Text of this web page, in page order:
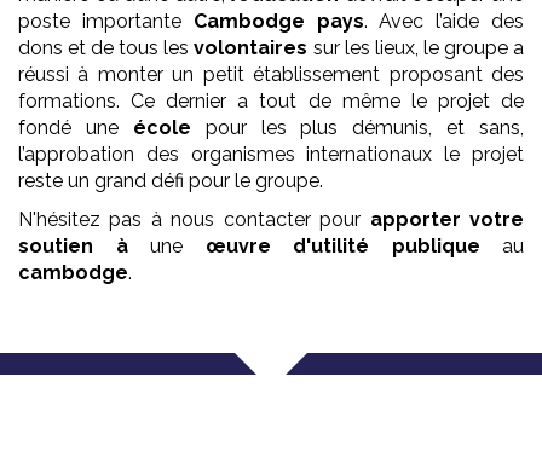
poste importante Cambodge pays. Avec l’aide des
dons et de tous lesvolontaires sur les lieux, le groupe a
réussi à monter un petit établissement proposant des
formations. Ce dernier a tout de même le projet de
fondé une école pour les plus démunis, et sans,
l’approbation des organismes internationaux le projet
reste un grand défi pour le groupe.
N'hésitez pas à nous contacter pour apporter votre
soutien àune œuvre d'utilité publique au
cambodge.